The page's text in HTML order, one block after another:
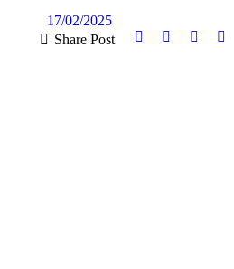
17/02/2025
Share Post
LER MAIS